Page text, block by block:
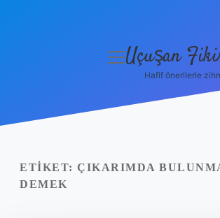
Yasal Uyarı
menüyü
Uçuşan
Hafif önerilerle
ETIKET: ÇIKARIMDA
DEMEK